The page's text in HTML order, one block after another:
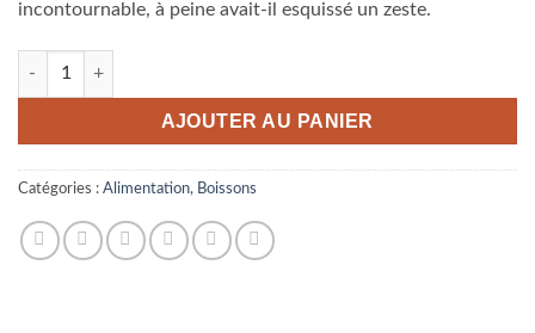
incontournable, à peine avait-il esquissé un zeste.
quantité de Limonade COT Citron - 1.5L
AJOUTER AU PANIER
Catégories : Alimentation, Boissons